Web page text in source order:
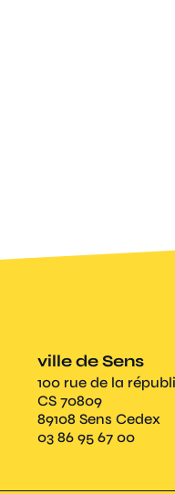
ville de Sens
100 rue de la
CS 70809
89108 Sens Cedex
03 86 95 67 00